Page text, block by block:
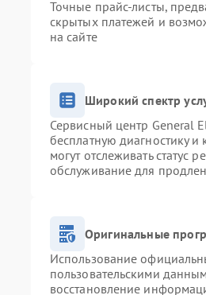
Точные прайс-листы,
скрытых платежей и
на сайте
Широкий спектр
Сервисный центр General
бесплатную диагностику
могут отслеживать статус
обслуживание для
Оригинальные
Использование
пользовательскими
восстановление